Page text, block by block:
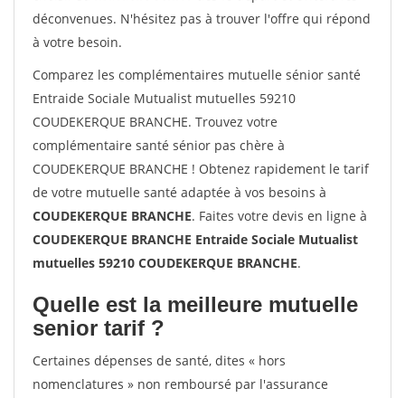
déconvenues. N'hésitez pas à trouver l'offre qui répond
à votre besoin.
Comparez les complémentaires mutuelle sénior santé
Entraide Sociale Mutualist mutuelles 59210
COUDEKERQUE BRANCHE. Trouvez votre
complémentaire santé sénior pas chère à
COUDEKERQUE BRANCHE ! Obtenez rapidement le tarif
de votre mutuelle santé adaptée à vos besoins à
COUDEKERQUE BRANCHE. Faites votre devis en ligne à
COUDEKERQUE BRANCHE Entraide Sociale Mutualist
mutuelles 59210 COUDEKERQUE BRANCHE.
Quelle est la meilleure mutuelle
senior tarif ?
Certaines dépenses de santé, dites « hors
nomenclatures » non remboursé par l'assurance